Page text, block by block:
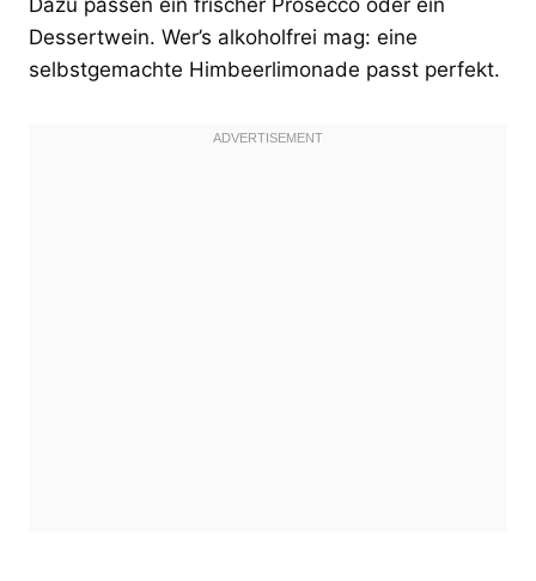
Dessertwein. Wer’s alkoholfrei mag: eine
selbstgemachte Himbeerlimonade passt perfekt.